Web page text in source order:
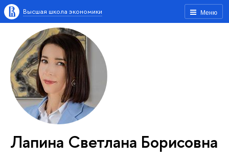
Меню
Высшая школа экономики
Лапина Светлана Борисовна